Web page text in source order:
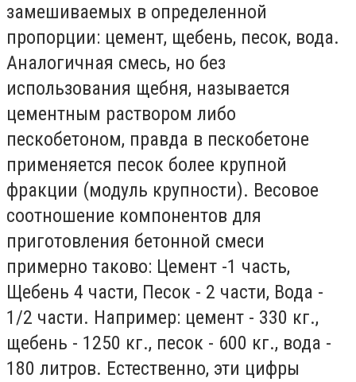
замешиваемых в определенной
пропорции: цемент, щебень, песок, вода.
Аналогичная смесь, но без
использования щебня, называется
цементным раствором либо
пескобетоном, правда в пескобетоне
применяется песок более крупной
фракции (модуль крупности). Весовое
соотношение компонентов для
приготовления бетонной смеси
примерно таково: Цемент -1 часть,
Щебень 4 части, Песок - 2 части, Вода -
1/2 части. Например: цемент - 330 кг.,
щебень - 1250 кг., песок - 600 кг., вода -
180 литров. Естественно, эти цифры